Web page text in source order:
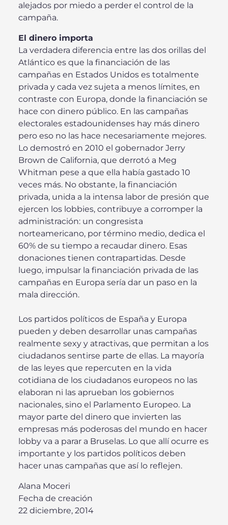
alejados por miedo a perder el control de la
campaña.
El dinero importa
La verdadera diferencia entre las dos orillas del
Atlántico es que la financiación de las
campañas en Estados Unidos es totalmente
privada y cada vez sujeta a menos límites, en
contraste con Europa, donde la financiación se
hace con dinero público. En las campañas
electorales estadounidenses hay más dinero
pero eso no las hace necesariamente mejores.
Lo demostró en 2010 el gobernador Jerry
Brown de California, que derrotó a Meg
Whitman pese a que ella había gastado 10
veces más. No obstante, la financiación
privada, unida a la intensa labor de presión que
ejercen los lobbies, contribuye a corromper la
administración: un congresista
norteamericano, por término medio, dedica el
60% de su tiempo a recaudar dinero. Esas
donaciones tienen contrapartidas. Desde
luego, impulsar la financiación privada de las
campañas en Europa sería dar un paso en la
mala dirección.
Los partidos políticos de España y Europa
pueden y deben desarrollar unas campañas
realmente sexy y atractivas, que permitan a los
ciudadanos sentirse parte de ellas. La mayoría
de las leyes que repercuten en la vida
cotidiana de los ciudadanos europeos no las
elaboran ni las aprueban los gobiernos
nacionales, sino el Parlamento Europeo. La
mayor parte del dinero que invierten las
empresas más poderosas del mundo en hacer
lobby va a parar a Bruselas. Lo que allí ocurre es
importante y los partidos políticos deben
hacer unas campañas que así lo reflejen.
Alana Moceri
Fecha de creación
22 diciembre, 2014